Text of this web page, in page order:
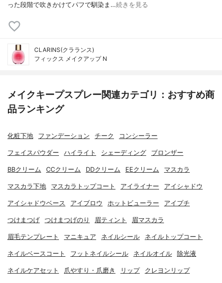
った段階で吹きかけてパフで馴染ま…続きを見る
CLARINS(クラランス)
フィックス メイクアップ N
メイクキープスプレー関連カテゴリ：おすすめ商
品ランキング
化粧下地 ファンデーション チーク コンシーラー
フェイスパウダー ハイライト シェーディング ブロンザー
BBクリーム CCクリーム DDクリーム EEクリーム マスカラ
マスカラ下地 マスカラトップコート アイライナー アイシャドウ
アイシャドウベース アイブロウ ホットビューラー アイプチ
つけまつげ つけまつげのり 眉ティント 眉マスカラ
眉毛テンプレート マニキュア ネイルシール ネイルトップコート
ネイルベースコート フットネイルシール ネイルオイル 除光液
ネイルケアセット 爪やすり・爪磨き リップ クレヨンリップ